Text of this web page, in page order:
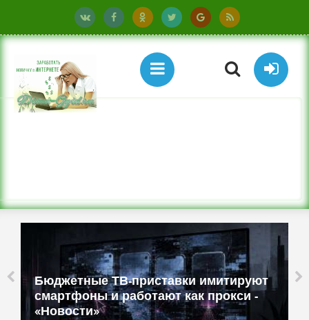
Китайский хакер использовал
DeepSeek для проведения
автономных атак - «Новости»